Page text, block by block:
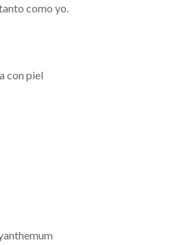
como yo.
con piel